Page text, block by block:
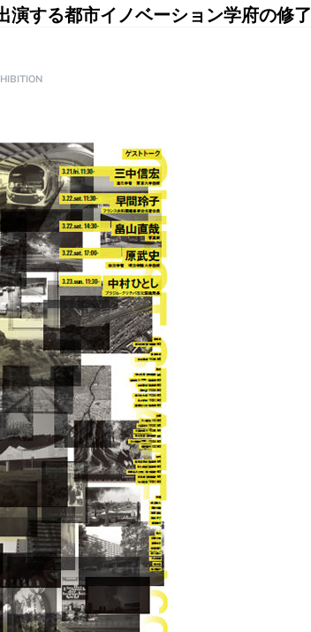
演する都市イノベーション学府の修了